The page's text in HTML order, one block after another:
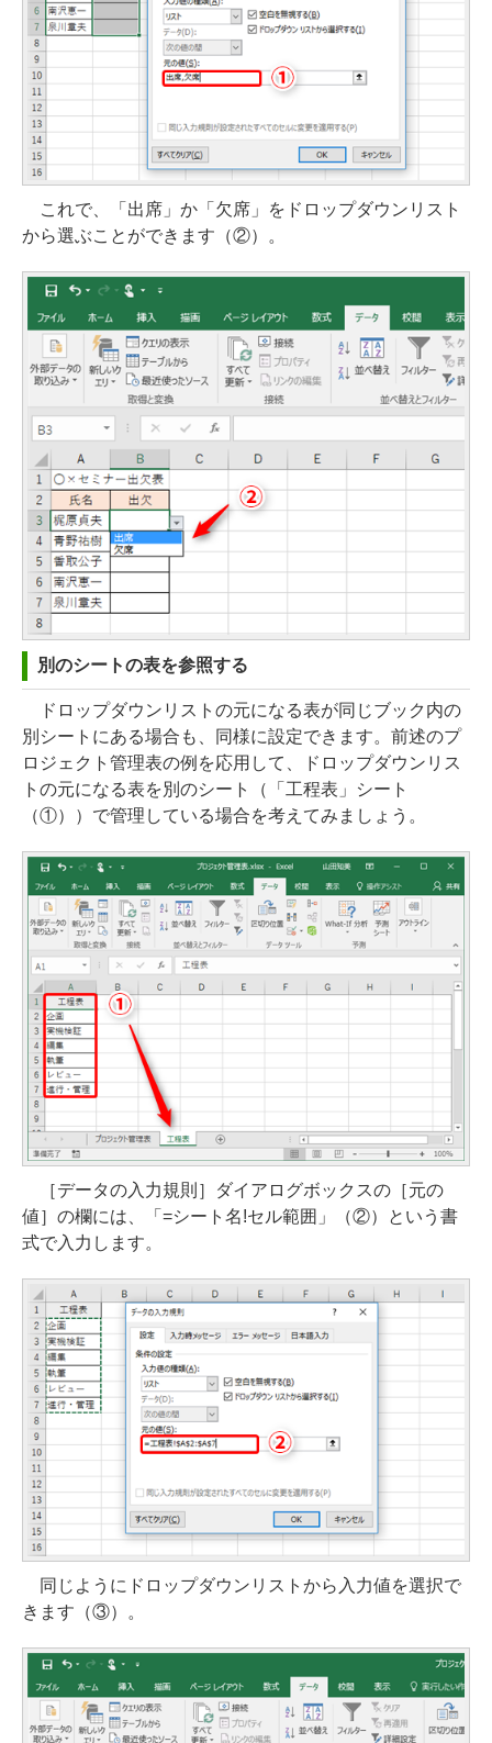
これで、「出席」か「欠席」をドロップダウンリスト
から選ぶことができます（②）。
別のシートの表を参照する
ドロップダウンリストの元になる表が同じブック内の
別シートにある場合も、同様に設定できます。前述のプ
ロジェクト管理表の例を応用して、ドロップダウンリス
トの元になる表を別のシート（「工程表」シート
（①））で管理している場合を考えてみましょう。
［データの入力規則］ダイアログボックスの［元の
値］の欄には、「=シート名!セル範囲」（②）という書
式で入力します。
同じようにドロップダウンリストから入力値を選択で
きます（③）。